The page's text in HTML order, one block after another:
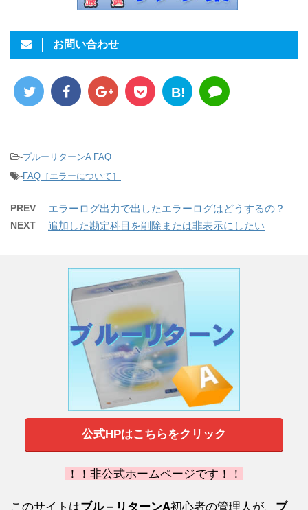
お問い合わせ
B!
-ブルーリターンA FAQ
-FAQ［エラーについて］
PREV エラーログ出力で出したエラーログはどうするの？
NEXT 追加した勘定科目を削除または非表示にしたい
公式HPはこちらをクリック
！！非公式ホームページです！！
このサイトはブル－リターンA初心者の管理人が、 ブ